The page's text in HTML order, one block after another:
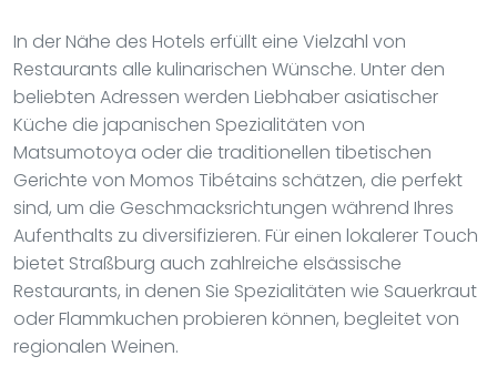
In der Nähe des Hotels erfüllt eine Vielzahl von
Restaurants alle kulinarischen Wünsche. Unter den
beliebten Adressen werden Liebhaber asiatischer
Küche die japanischen Spezialitäten von
Matsumotoya oder die traditionellen tibetischen
Gerichte von Momos Tibétains schätzen, die perfekt
sind, um die Geschmacksrichtungen während Ihres
Aufenthalts zu diversifizieren. Für einen lokalerer Touch
bietet Straßburg auch zahlreiche elsässische
Restaurants, in denen Sie Spezialitäten wie Sauerkraut
oder Flammkuchen probieren können, begleitet von
regionalen Weinen.